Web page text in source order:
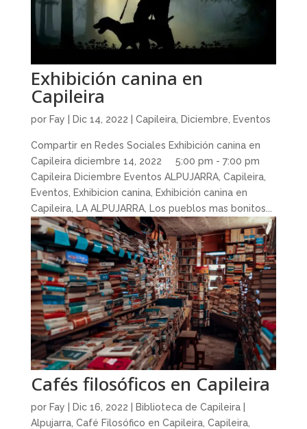
Exhibición canina en
Capileira
por Fay Dic 14, 2022 Capileira, Diciembre Eventos
Compartir en Redes Sociales Exhibición canina en
Capileira diciembre 14, 2022 5:00 pm - 7:00 pm
Capileira Diciembre Eventos ALPUJARRA, Capileira,
Eventos, Exhibicion canina, Exhibición canina en
Capileira, LA ALPUJARRA, Los pueblos mas bonitos...
Cafés filosóficos en Capileira
por Fay Dic 16, 2022
Biblioteca de Capileira |
Alpujarra, Café Filosófico en Capileira, Capileira,